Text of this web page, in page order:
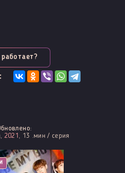
2021 , 13 .мин / серия